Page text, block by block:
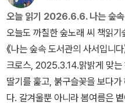
에 길쭉한 꽁지이다. 낮볕을 느
새로 내놓아 볕을 먹인다. 《릴리
곁에 두면서 새록새록 되새길
끼’가 아니다. 숲은 늘 모두 보
여름에 시원하고 겨울에 포근하
고 겨울에 눈벼락이다. 숲을 품
루를 살아간다. 숲을 품는 시늉
오늘 읽기 2026.6.6. 나는 숲속
오늘도 까칠한 숲노래 씨 책읽
《나는 숲속 도서관의 사서입니
크로스, 2025.3.14.맑밝게 맞는
딸기를 훑고, 붉구슬꽃을 보다
다. 갈겨울뿐 아니라 봄여름은